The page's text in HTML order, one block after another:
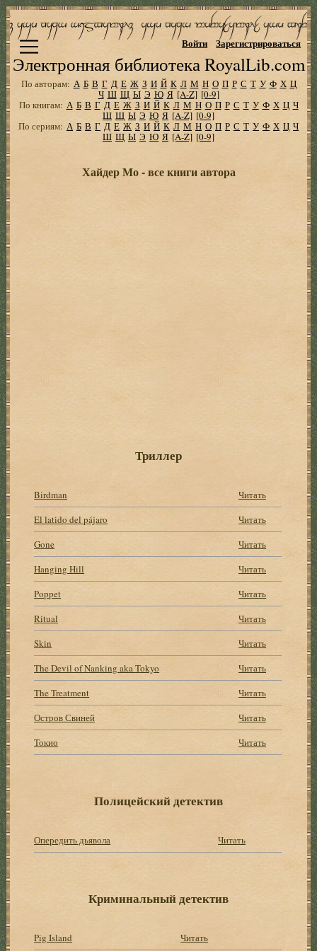
Электронная библиотека RoyalLib.com
Войти Зарегистрироваться
По авторам: А Б В Г Д Е Ж З И Й К Л М Н О П Р С Т У Ф Х Ц
Ч Ш Щ Ы Э Ю Я [A-Z] [0-9]
По книгам: А Б В Г Д Е Ж З И Й К Л М Н О П Р С Т У Ф Х Ц Ч
Ш Щ Ы Э Ю Я [A-Z] [0-9]
По сериям: А Б В Г Д Е Ж З И Й К Л М Н О П Р С Т У Ф Х Ц Ч
Ш Щ Ы Э Ю Я [A-Z] [0-9]
Хайдер Мо - все книги автора
Триллер
Birdman
Читать
El latido del pájaro
Читать
Gone
Читать
Hanging Hill
Читать
Poppet
Читать
Ritual
Читать
Skin
Читать
The Devil of Nanking aka Tokyo
Читать
The Treatment
Читать
Остров Свиней
Читать
Токио
Читать
Полицейский детектив
Опередить дьявола Читать
Криминальный детектив
Pig Island Читать